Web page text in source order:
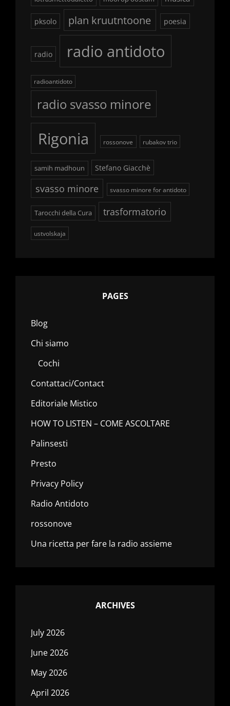
pksolo plan kruutntoone poesia
radio radio antidoto
radioantidoto
radio svasso minore
Rigonia rossonove rubakov trio
samih madhoun Stefano Giacchè
svasso minore svasso minore for antidoto
Tarocchi della Cura trasformatorio
ustvolskaja
PAGES
Blog
Chi siamo
Cochi
Contattaci/Contact
Editoriale Mistico
HOW TO LISTEN – COME ASCOLTARE
Palinsesti
Presto
Privacy Policy
Radio Antidoto
rossonove
Una ricetta per fare la radio assieme
ARCHIVES
July 2026
June 2026
May 2026
April 2026